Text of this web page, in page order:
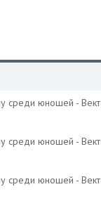
среди юношей -
среди юношей -
среди юношей -